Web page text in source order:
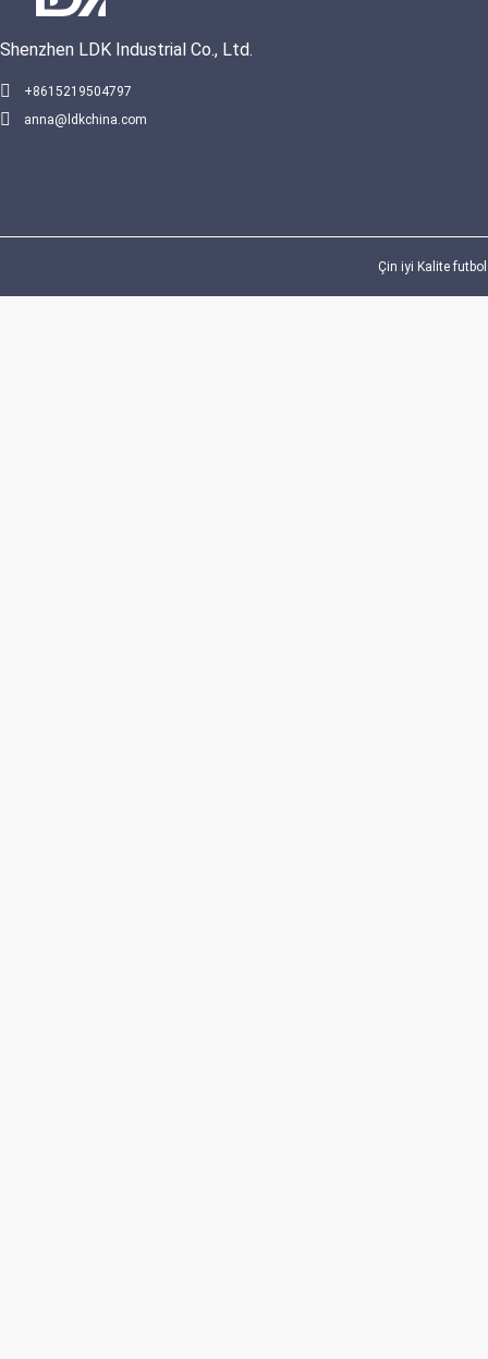
En
Shenzhen LDK Industrial Co., Ltd.
+8615219504797
anna@ldkchina.com
Çin iyi Kalite